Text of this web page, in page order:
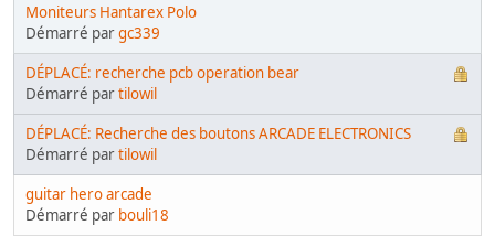
Moniteurs Hantarex Polo
Démarré pargc339
DÉPLACÉ: recherche pcb operation bear
Démarré partilowil
DÉPLACÉ: Recherche des boutons ARCADE ELECTRONICS
Démarré partilowil
guitar hero arcade
Démarré par bouli18